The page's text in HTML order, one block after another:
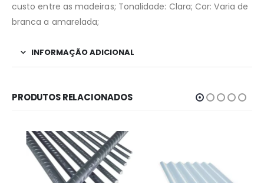
custo entre as madeiras; Tonalidade: Clara; Cor: Varia de
branca a amarelada;
INFORMAÇÃO ADICIONAL
PRODUTOS RELACIONADOS